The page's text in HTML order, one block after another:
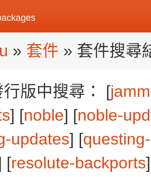
» 套件 » 套件搜尋
版中搜尋： [
] [noble] [noble-
updates] [
[resolute-backports